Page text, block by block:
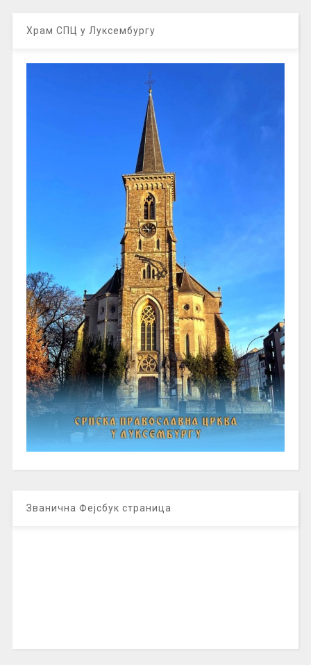
Храм СПЦ у Луксембургу
Званична Фејсбук страница